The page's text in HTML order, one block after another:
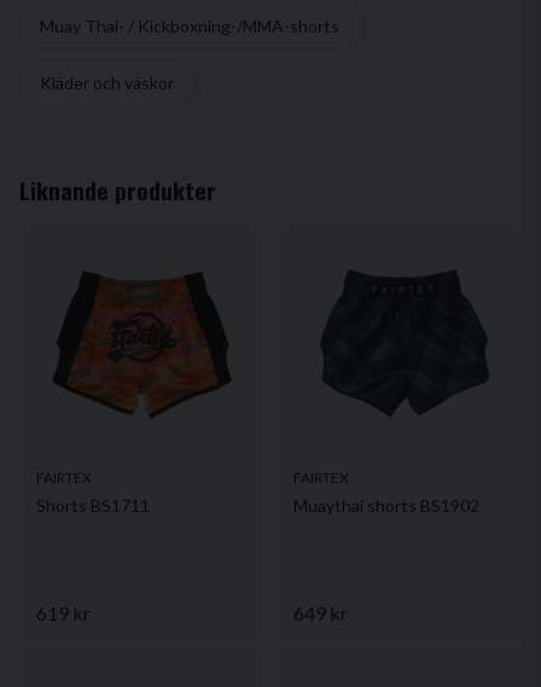
name
Namn
Mejladress
Ja, ni får publicera min fråga
Skicka fråga
Muay Thai- / Kickboxning-/MMA-shorts
Kläder och väskor
Liknande produkter
FAIRTEX
Shorts BS1711
619 kr
FAIRTEX
Muaythai shorts BS1902
649 kr